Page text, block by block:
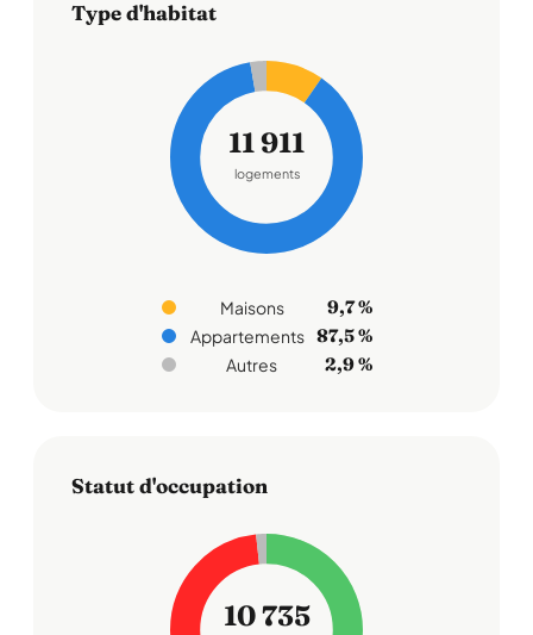
Type d'habitat
11 911
logements
Maisons 9,7 %
Appartements 87,5 %
Autres 2,9 %
Statut d'occupation
10 735